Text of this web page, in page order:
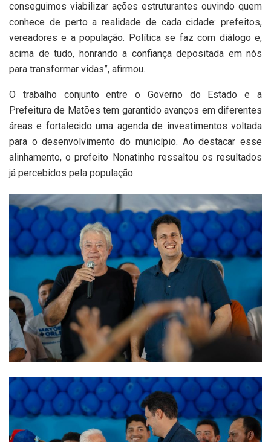
conseguimos viabilizar ações estruturantes ouvindo quem
conhece de perto a realidade de cada cidade: prefeitos,
vereadores e a população. Política se faz com diálogo e,
acima de tudo, honrando a confiança depositada em nós
para transformar vidas”, afirmou.
O trabalho conjunto entre o Governo do Estado e a
Prefeitura de Matões tem garantido avanços em diferentes
áreas e fortalecido uma agenda de investimentos voltada
para o desenvolvimento do município. Ao destacar esse
alinhamento, o prefeito Nonatinho ressaltou os resultados
já percebidos pela população.